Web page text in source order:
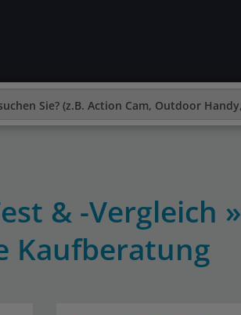
& -Vergleich »
Kaufberatung